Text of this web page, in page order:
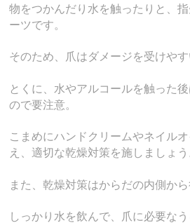
物をつかんだり水を触ったりと、
ーツです。
そのため、爪はダメージを受けやす
とくに、水やアルコールを触った
ので要注意。
こまめにハンドクリームやネイル
え、適切な乾燥対策を施しましょう
また、乾燥対策はからだの内側か
しっかり水を飲んで、爪に必要な